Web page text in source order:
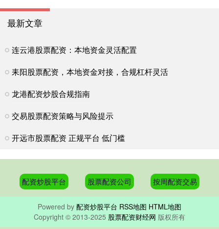
最新文章
连云港股票配资：本地资金灵活配置
耒阳股票配资，本地资金对接，合规杠杆灵活
龙港配资炒股合规指南
交易股票配资策略与风险提示
开远市股票配资 正规平台 低门槛
配资炒股平台 股票配资公司 按周配资交易
Powered by 配资炒股平台 RSS地图 HTML地图
Copyright © 2013-2025 股票配资财经网 版权所有